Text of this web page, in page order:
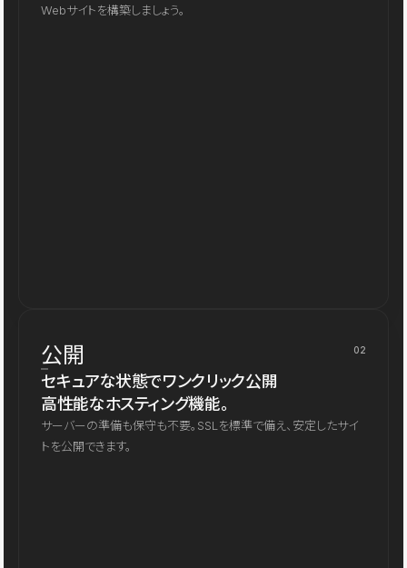
Webサイトを構築しましょう。
公開 02
セキュアな状態でワンクリック公開
高性能なホスティング機能。
サーバーの準備も保守も不要。SSLを標準で備え、安定したサイ
トを公開できます。